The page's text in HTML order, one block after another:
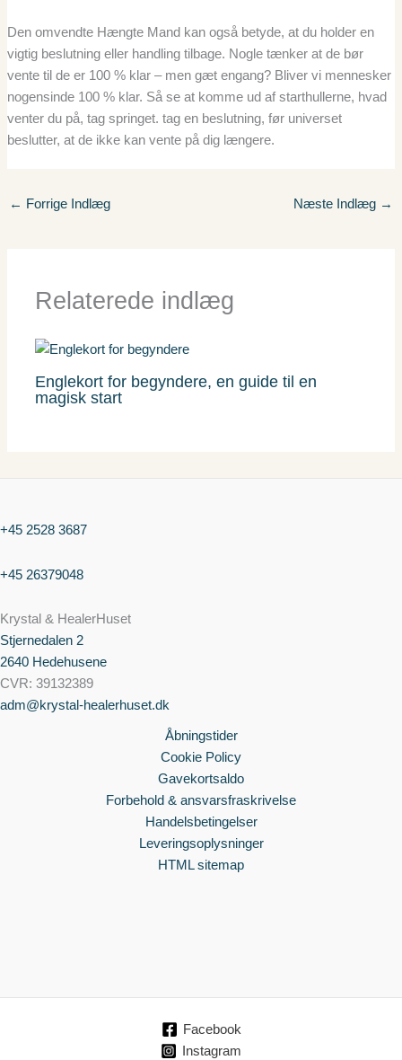
Den omvendte Hængte Mand kan også betyde, at du holder en
vigtig beslutning eller handling tilbage. Nogle tænker at de bør
vente til de er 100 % klar – men gæt engang? Bliver vi mennesker
nogensinde 100 % klar. Så se at komme ud af starthullerne, hvad
venter du på, tag springet. tag en beslutning, før universet
beslutter, at de ikke kan vente på dig længere.
← Forrige Indlæg Næste Indlæg →
Relaterede indlæg
Englekort for begyndere, en guide til en
magisk start
+45 2528 3687
+45 26379048
Krystal & HealerHuset
Stjernedalen 2
2640 Hedehusene
CVR: 39132389
adm@krystal-healerhuset.dk
Åbningstider
Cookie Policy
Gavekortsaldo
Forbehold & ansvarsfraskrivelse
Handelsbetingelser
Leveringsoplysninger
HTML sitemap
Facebook
Instagram